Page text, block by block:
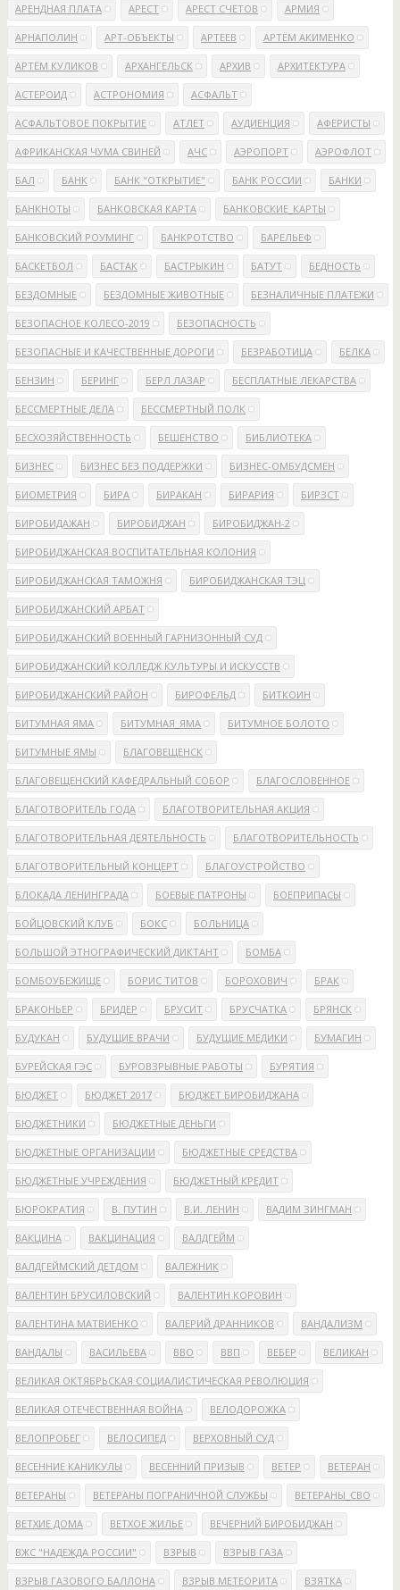
АРЕНДНАЯ ПЛАТА АРЕСТ АРЕСТ СЧЕТОВ АРМИЯ
АРНАПОЛИН АРТ-ОБЪЕКТЫ АРТЕЕВ АРТЁМ АКИМЕНКО
АРТЁМ КУЛИКОВ АРХАНГЕЛЬСК АРХИВ АРХИТЕКТУРА
АСТЕРОИД АСТРОНОМИЯ АСФАЛЬТ
АСФАЛЬТОВОЕ ПОКРЫТИЕ АТЛЕТ АУДИЕНЦИЯ АФЕРИСТЫ
АФРИКАНСКАЯ ЧУМА СВИНЕЙ АЧС АЭРОПОРТ АЭРОФЛОТ
БАЛ БАНК БАНК "ОТКРЫТИЕ" БАНК РОССИИ БАНКИ
БАНКНОТЫ БАНКОВСКАЯ КАРТА БАНКОВСКИЕ_КАРТЫ
БАНКОВСКИЙ РОУМИНГ БАНКРОТСТВО БАРЕЛЬЕФ
БАСКЕТБОЛ БАСТАК БАСТРЫКИН БАТУТ БЕДНОСТЬ
БЕЗДОМНЫЕ БЕЗДОМНЫЕ ЖИВОТНЫЕ БЕЗНАЛИЧНЫЕ ПЛАТЕЖИ
БЕЗОПАСНОЕ КОЛЕСО-2019 БЕЗОПАСНОСТЬ
БЕЗОПАСНЫЕ И КАЧЕСТВЕННЫЕ ДОРОГИ БЕЗРАБОТИЦА БЕЛКА
БЕНЗИН БЕРИНГ БЕРЛ ЛАЗАР БЕСПЛАТНЫЕ ЛЕКАРСТВА
БЕССМЕРТНЫЕ ДЕЛА БЕССМЕРТНЫЙ ПОЛК
БЕСХОЗЯЙСТВЕННОСТЬ БЕШЕНСТВО БИБЛИОТЕКА
БИЗНЕС БИЗНЕС БЕЗ ПОДДЕРЖКИ БИЗНЕС-ОМБУДСМЕН
БИОМЕТРИЯ БИРА БИРАКАН БИРАРИЯ БИРЗСТ
БИРОБИДАЖАН БИРОБИДЖАН БИРОБИДЖАН-2
БИРОБИДЖАНСКАЯ ВОСПИТАТЕЛЬНАЯ КОЛОНИЯ
БИРОБИДЖАНСКАЯ ТАМОЖНЯ БИРОБИДЖАНСКАЯ ТЭЦ
БИРОБИДЖАНСКИЙ АРБАТ
БИРОБИДЖАНСКИЙ ВОЕННЫЙ ГАРНИЗОННЫЙ СУД
БИРОБИДЖАНСКИЙ КОЛЛЕДЖ КУЛЬТУРЫ И ИСКУССТВ
БИРОБИДЖАНСКИЙ РАЙОН БИРОФЕЛЬД БИТКОИН
БИТУМНАЯ ЯМА БИТУМНАЯ_ЯМА БИТУМНОЕ БОЛОТО
БИТУМНЫЕ ЯМЫ БЛАГОВЕЩЕНСК
БЛАГОВЕЩЕНСКИЙ КАФЕДРАЛЬНЫЙ СОБОР БЛАГОСЛОВЕННОЕ
БЛАГОТВОРИТЕЛЬ ГОДА БЛАГОТВОРИТЕЛЬНАЯ АКЦИЯ
БЛАГОТВОРИТЕЛЬНАЯ ДЕЯТЕЛЬНОСТЬ БЛАГОТВОРИТЕЛЬНОСТЬ
БЛАГОТВОРИТЕЛЬНЫЙ КОНЦЕРТ БЛАГОУСТРОЙСТВО
БЛОКАДА ЛЕНИНГРАДА БОЕВЫЕ ПАТРОНЫ БОЕПРИПАСЫ
БОЙЦОВСКИЙ КЛУБ БОКС БОЛЬНИЦА
БОЛЬШОЙ ЭТНОГРАФИЧЕСКИЙ ДИКТАНТ БОМБА
БОМБОУБЕЖИЩЕ БОРИС ТИТОВ БОРОХОВИЧ БРАК
БРАКОНЬЕР БРИДЕР БРУСИТ БРУСЧАТКА БРЯНСК
БУДУКАН БУДУЩИЕ ВРАЧИ БУДУЩИЕ МЕДИКИ БУМАГИН
БУРЕЙСКАЯ ГЭС БУРОВЗРЫВНЫЕ РАБОТЫ БУРЯТИЯ
БЮДЖЕТ БЮДЖЕТ 2017 БЮДЖЕТ БИРОБИДЖАНА
БЮДЖЕТНИКИ БЮДЖЕТНЫЕ ДЕНЬГИ
БЮДЖЕТНЫЕ ОРГАНИЗАЦИИ БЮДЖЕТНЫЕ СРЕДСТВА
БЮДЖЕТНЫЕ УЧРЕЖДЕНИЯ БЮДЖЕТНЫЙ КРЕДИТ
БЮРОКРАТИЯ В. ПУТИН В.И. ЛЕНИН ВАДИМ ЗИНГМАН
ВАКЦИНА ВАКЦИНАЦИЯ ВАЛДГЕЙМ
ВАЛДГЕЙМСКИЙ ДЕТДОМ ВАЛЕЖНИК
ВАЛЕНТИН БРУСИЛОВСКИЙ ВАЛЕНТИН КОРОВИН
ВАЛЕНТИНА МАТВИЕНКО ВАЛЕРИЙ ДРАННИКОВ ВАНДАЛИЗМ
ВАНДАЛЫ ВАСИЛЬЕВА ВВО ВВП ВЕБЕР ВЕЛИКАН
ВЕЛИКАЯ ОКТЯБРЬСКАЯ СОЦИАЛИСТИЧЕСКАЯ РЕВОЛЮЦИЯ
ВЕЛИКАЯ ОТЕЧЕСТВЕННАЯ ВОЙНА ВЕЛОДОРОЖКА
ВЕЛОПРОБЕГ ВЕЛОСИПЕД ВЕРХОВНЫЙ СУД
ВЕСЕННИЕ КАНИКУЛЫ ВЕСЕННИЙ ПРИЗЫВ ВЕТЕР ВЕТЕРАН
ВЕТЕРАНЫ ВЕТЕРАНЫ ПОГРАНИЧНОЙ СЛУЖБЫ ВЕТЕРАНЫ_СВО
ВЕТХИЕ ДОМА ВЕТХОЕ ЖИЛЬЕ ВЕЧЕРНИЙ БИРОБИДЖАН
ВЖС "НАДЕЖДА РОССИИ" ВЗРЫВ ВЗРЫВ ГАЗА
ВЗРЫВ ГАЗОВОГО БАЛЛОНА ВЗРЫВ МЕТЕОРИТА ВЗЯТКА